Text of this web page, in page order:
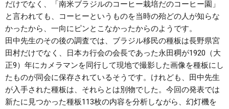
だけでなく、「南米ブラジルのコーヒー栽培だのコーヒー園」
と言われても、コーヒーというものを当時の殆どの人が知らな
かったから、一向にピンとこなかったからのようです。
田中先生のその後の調査では、ブラジル移民の種板は長野県宮
田村だけでなく、日本カ行会の会長であった永田稠が1920（大
正9）年にカメラマンを同行して現地で撮影した画像を種板にし
たものが同会に保存されているそうです。けれども、田中先生
が入手された種板は、それらとは別物でした。今回の発表では
新たに見つかった種板113枚の内容を分析しながら、幻灯機を